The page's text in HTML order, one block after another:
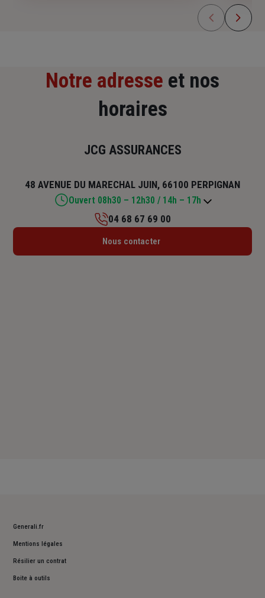
Notre adresse et nos
horaires
JCG ASSURANCES
48 AVENUE DU MARECHAL JUIN, 66100 PERPIGNAN
Ouvert 08h30 – 12h30 / 14h – 17h
Lundi : 09h – 12h30 / 14h – 18h
04 68 67 69 00
Nous contacter
Generali.fr
Mentions légales
Résilier un contrat
Boite à outils